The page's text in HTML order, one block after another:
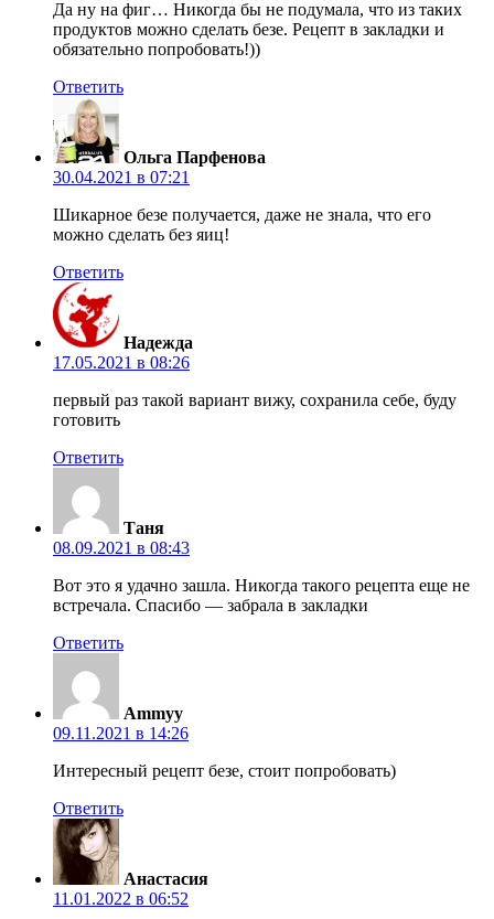
Да ну на фиг… Никогда бы не подумала, что из таких
продуктов можно сделать безе. Рецепт в закладки и
обязательно попробовать!))
Ответить
Ольга Парфенова
30.04.2021 в 07:21
Шикарное безе получается, даже не знала, что его
можно сделать без яиц!
Ответить
Надежда
17.05.2021 в 08:26
первый раз такой вариант вижу, сохранила себе, буду
готовить
Ответить
Таня
08.09.2021 в 08:43
Вот это я удачно зашла. Никогда такого рецепта еще не
встречала. Спасибо — забрала в закладки
Ответить
Ammyy
09.11.2021 в 14:26
Интересный рецепт безе, стоит попробовать)
Ответить
Анастасия
11.01.2022 в 06:52